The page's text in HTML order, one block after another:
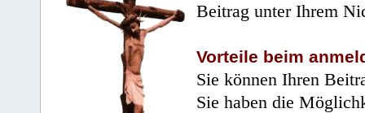
Beitrag unter Ihrem
Vorteile beim
Sie können Ihren
Sie haben die